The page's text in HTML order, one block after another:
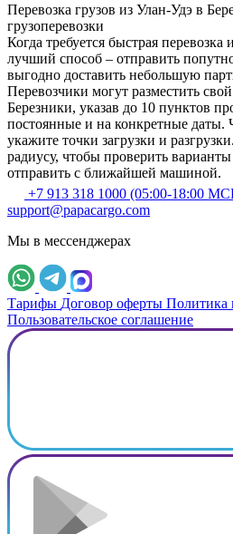
Перевозка грузов из Улан-Удэ в
грузоперевозки
Когда требуется быстрая
лучший способ – отправить
выгодно доставить небольшую
Перевозчики могут разместить
Березники, указав до 10 пунктов
постоянные и на конкретные
укажите точки загрузки и
радиусу, чтобы проверить
отправить с ближайшей машиной.
+7 913 318 1000 (05:00-18:00
support@papacargo.com
Мы в мессенджерах
Тарифы Договор оферты Политика
Пользовательское соглашение